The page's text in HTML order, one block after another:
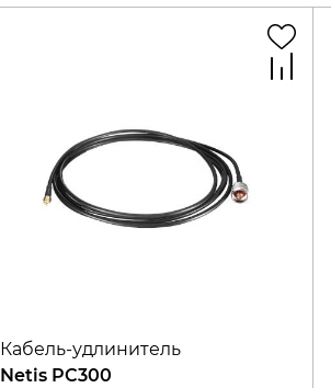
Кабель-удлинитель
Netis PC300